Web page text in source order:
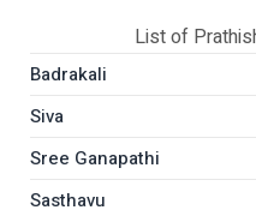
List of
Badrakali
Siva
Sree Ganapathi
Sasthavu